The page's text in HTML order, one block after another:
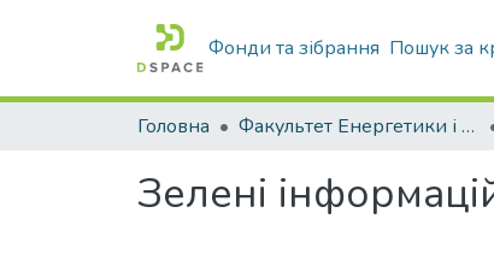
Фонди та зібрання Пошук за
Головна Факультет Енергетики і комп'ютерних технологій
Зелені